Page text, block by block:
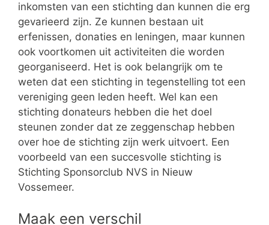
inkomsten van een stichting dan kunnen die erg
gevarieerd zijn. Ze kunnen bestaan uit
erfenissen, donaties en leningen, maar kunnen
ook voortkomen uit activiteiten die worden
georganiseerd. Het is ook belangrijk om te
weten dat een stichting in tegenstelling tot een
vereniging geen leden heeft. Wel kan een
stichting donateurs hebben die het doel
steunen zonder dat ze zeggenschap hebben
over hoe de stichting zijn werk uitvoert. Een
voorbeeld van een succesvolle stichting is
Stichting Sponsorclub NVS in Nieuw
Vossemeer.
Maak een verschil